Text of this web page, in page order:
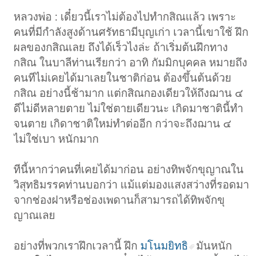
หลวงพ่อ : เดี๋ยวนี้เราไม่ต้องไปทำกสิณแล้ว เพราะ
คนที่มีกำลังสูงด้านศรัทธามีบุญเก่า เวลานี้เขาใช้ ฝึก
ผลของกสิณเลย ถึงได้เร็วไงล่ะ ถ้าเริ่มต้นฝึกทาง
กสิณ ในบาลีท่านเรียกว่า อาทิ กัมมิกบุคคล หมายถึง
คนทีไม่เคยได้มาเลยในชาติก่อน ต้องขึ้นต้นด้วย
กสิณ อย่างนี้ช้ามาก แต่กสิณกองเดียวให้ถึงฌาน ๔
ดีไม่ดีหลายตาย ไม่ใช่ตายเดียวนะ เกิดมาชาตินี้ทำ
จนตาย เกิดาชาติใหม่ทำต่ออีก กว่าจะถึงฌาน ๔
ไม่ใช่เบา หนักมาก
ทีนี้หากว่าคนที่เคยได้มาก่อน อย่างทิพจักขุญาณใน
วิสุทธิมรรคท่านบอกว่า แม้แต่มองแสงสว่างที่รอดมา
จากช่องฝาหรือช่องเพดานก็สามารถได้ทิพจักขุ
ญาณเลย
อย่างที่พวกเราฝึกเวลานี้ ฝึก มโนมยิทธิ
มันหนัก